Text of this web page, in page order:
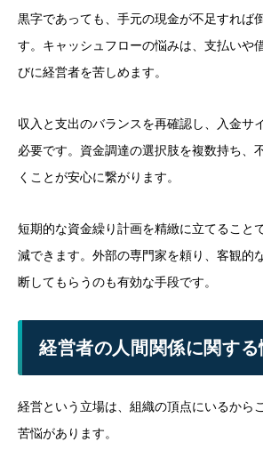
黒字であっても、手元の現金が不足すれば
す。キャッシュフローの悩みは、支払いや
びに経営者を苦しめます。
収入と支出のバランスを再確認し、入金サ
必要です。資金調達の選択肢を複数持ち、
くことが安心に繋がります。
短期的な資金繰り計画を精緻に立てること
減できます。外部の専門家を頼り、客観的
断してもらうのも有効な手段です。
経営者の人間関係に関する
経営という立場は、組織の頂点にいるから
苦悩があります。